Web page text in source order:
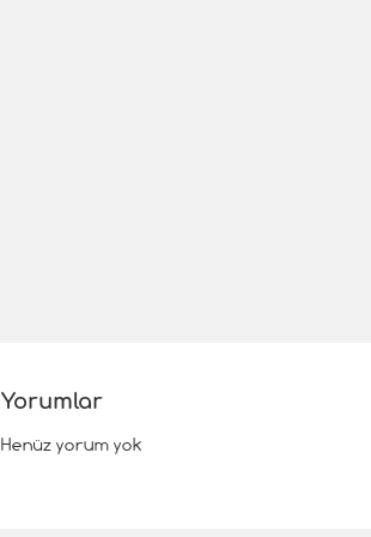
Yorumlar
Henüz yorum yok